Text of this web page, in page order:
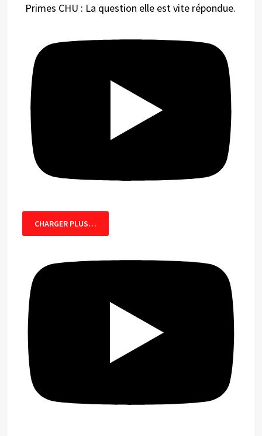
Primes CHU : La question elle est vite répondue.
CHARGER PLUS…